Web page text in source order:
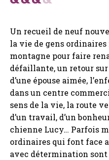
Un recueil de neuf
la vie de gens ordinaires
montagne pour faire
défaillante, un retour
d’une épouse aimée,
dans un centre
sens de la vie, la route
d’un travail, d’un
chienne Lucy… Parfois
ordinaires qui font face
avec détermination sont